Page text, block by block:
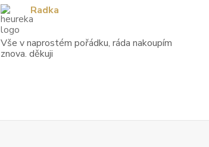
Vše v naprostém pořádku, ráda nakoupím
znova. děkuji
Radka